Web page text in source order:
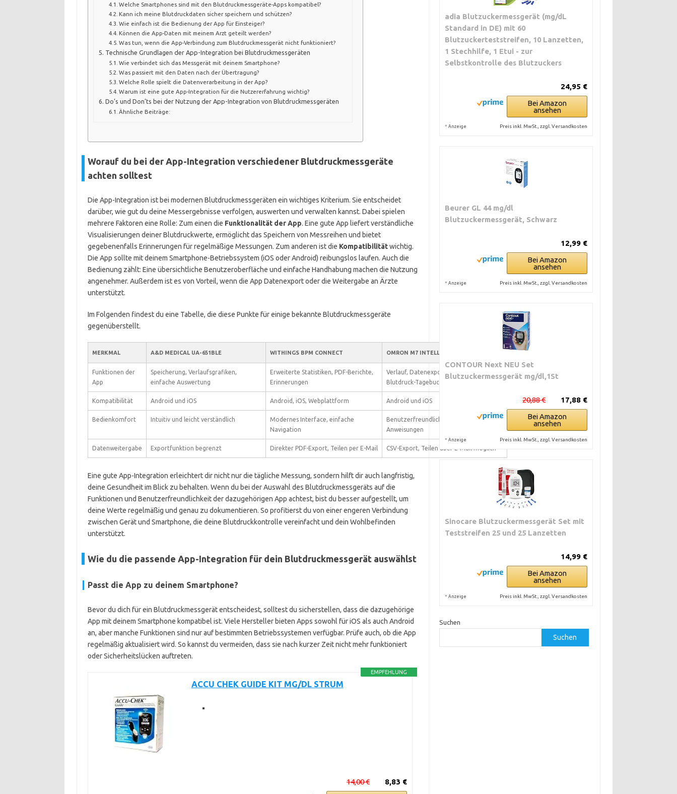
Welche Smartphones sind mit den Blutdruckmessgeräte-Apps kompatibel?
Kann ich meine Blutdruckdaten sicher speichern und schützen?
Wie einfach ist die Bedienung der App für Einsteiger?
Können die App-Daten mit meinem Arzt geteilt werden?
Was tun, wenn die App-Verbindung zum Blutdruckmessgerät nicht funktioniert?
Technische Grundlagen der App-Integration bei Blutdruckmessgeräten
Wie verbindet sich das Messgerät mit deinem Smartphone?
Was passiert mit den Daten nach der Übertragung?
Welche Rolle spielt die Datenverarbeitung in der App?
Warum ist eine gute App-Integration für die Nutzererfahrung wichtig?
Do’s und Don’ts bei der Nutzung der App-Integration von Blutdruckmessgeräten
Ähnliche Beiträge:
Worauf du bei der App-Integration verschiedener Blutdruckmessgeräte
achten solltest
Die App-Integration ist bei modernen Blutdruckmessgeräten ein wichtiges Kriterium. Sie entscheidet
darüber, wie gut du deine Messergebnisse verfolgen, auswerten und verwalten kannst. Dabei spielen
mehrere Faktoren eine Rolle: Zum einen die Funktionalität der App. Eine gute App liefert verständliche
Visualisierungen deiner Blutdruckwerte, ermöglicht das Speichern von Messreihen und bietet
gegebenenfalls Erinnerungen für regelmäßige Messungen. Zum anderen ist die Kompatibilitätwichtig.
Die App sollte mit deinem Smartphone-Betriebssystem (iOS oder Android) reibungslos laufen. Auch die
Bedienung zählt: Eine übersichtliche Benutzeroberfläche und einfache Handhabung machen die Nutzung
angenehmer. Außerdem ist es von Vorteil, wenn die App Datenexport oder die Weitergabe an Ärzte
unterstützt.
Im Folgenden findest du eine Tabelle, die diese Punkte für einige bekannte Blutdruckmessgeräte
gegenüberstellt.
MERKMAL A&D MEDICAL UA-651BLE WITHINGS BPM CONNECT OMRON M7 INTELLI IT
Funktionen der
App
Speicherung, Verlaufsgrafiken,
einfache Auswertung
Erweiterte Statistiken, PDF-Berichte,
Erinnerungen
Verlauf, Datenexport, Erinnerung,
Blutdruck-Tagebuch
Kompatibilität Android und iOS Android, iOS, Webplattform Android und iOS
Bedienkomfort Intuitiv und leicht verständlich
Modernes Interface, einfache
Navigation
Benutzerfreundlich, mit klaren
Anweisungen
Datenweitergabe Exportfunktion begrenzt Direkter PDF-Export, Teilen per E-Mail CSV-Export, Teilen über E-Mail möglich
Eine gute App-Integration erleichtert dir nicht nur die tägliche Messung, sondern hilft dir auch langfristig,
deine Gesundheit im Blick zu behalten. Wenn du bei der Auswahl des Blutdruckmessgeräts auf die
Funktionen und Benutzerfreundlichkeit der dazugehörigen App achtest, bist du besser aufgestellt, um
deine Werte regelmäßig und genau zu dokumentieren. So profitierst du von einer engeren Verbindung
zwischen Gerät und Smartphone, die deine Blutdruckkontrolle vereinfacht und dein Wohlbefinden
unterstützt.
Wie du die passende App-Integration für dein Blutdruckmessgerät auswählst
Passt die App zu deinem Smartphone?
Bevor du dich für ein Blutdruckmessgerät entscheidest, solltest du sicherstellen, dass die dazugehörige
App mit deinem Smartphone kompatibel ist. Viele Hersteller bieten Apps sowohl für iOS als auch Android
an, aber manche Funktionen sind nur auf bestimmten Betriebssystemen verfügbar. Prüfe auch, ob die App
regelmäßig aktualisiert wird. So kannst du vermeiden, dass sie nach kurzer Zeit nicht mehr funktioniert
oder Sicherheitslücken auftreten.
EMPFEHLUNG
ACCU CHEK GUIDE KIT MG/DL STRUM
8,83 €
14,00 €
adia Blutzuckermessgerät (mg/dL
Standard in DE) mit 60
Blutzuckerteststreifen, 10 Lanzetten,
1 Stechhilfe, 1 Etui - zur
Selbstkontrolle des Blutzuckers
24,95 €
Bei Amazon
ansehen
* Anzeige Preis inkl. MwSt., zzgl. Versandkosten
Beurer GL 44 mg/dl
Blutzuckermessgerät, Schwarz
12,99 €
Bei Amazon
ansehen
* Anzeige Preis inkl. MwSt., zzgl. Versandkosten
CONTOUR Next NEU Set
Blutzuckermessgerät mg/dl,1St
17,88 €
20,88 €
Bei Amazon
ansehen
* Anzeige Preis inkl. MwSt., zzgl. Versandkosten
Sinocare Blutzuckermessgerät Set mit
Teststreifen 25 und 25 Lanzetten
14,99 €
Bei Amazon
ansehen
* Anzeige Preis inkl. MwSt., zzgl. Versandkosten
Suchen
Suchen